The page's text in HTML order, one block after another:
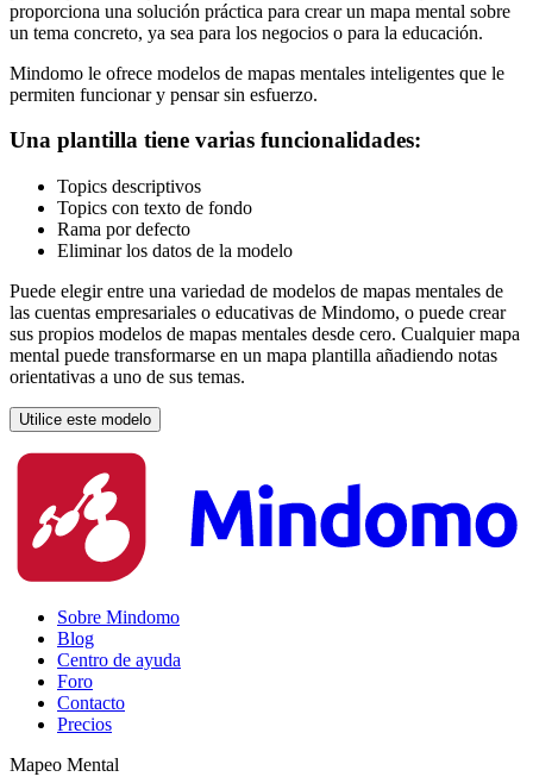
proporciona una solución práctica para crear un mapa mental sobre
un tema concreto, ya sea para los negocios o para la educación.
Mindomo le ofrece modelos de mapas mentales inteligentes que le
permiten funcionar y pensar sin esfuerzo.
Una plantilla tiene varias funcionalidades:
Topics descriptivos
Topics con texto de fondo
Rama por defecto
Eliminar los datos de la modelo
Puede elegir entre una variedad de modelos de mapas mentales de
las cuentas empresariales o educativas de Mindomo, o puede crear
sus propios modelos de mapas mentales desde cero. Cualquier mapa
mental puede transformarse en un mapa plantilla añadiendo notas
orientativas a uno de sus temas.
Utilice este modelo
Sobre Mindomo
Blog
Centro de ayuda
Foro
Contacto
Precios
Mapeo Mental